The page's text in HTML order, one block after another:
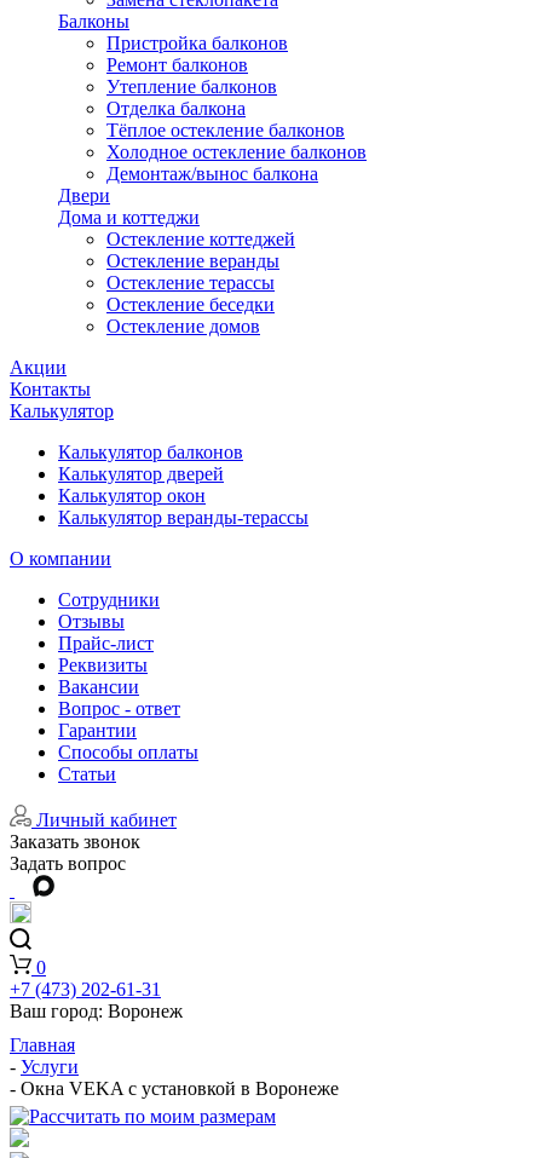
Балконы
Пристройка балконов
Ремонт балконов
Утепление балконов
Отделка балкона
Тёплое остекление балконов
Холодное остекление балконов
Демонтаж/вынос балкона
Двери
Дома и коттеджи
Остекление коттеджей
Остекление веранды
Остекление терассы
Остекление беседки
Остекление домов
Акции
Контакты
Калькулятор
Калькулятор балконов
Калькулятор дверей
Калькулятор окон
Калькулятор веранды-терассы
О компании
Сотрудники
Отзывы
Прайс-лист
Реквизиты
Вакансии
Вопрос - ответ
Гарантии
Способы оплаты
Статьи
Личный кабинет
Заказать звонок
Задать вопрос
0
+7 (473) 202-61-31
Ваш город: Воронеж
Главная
- Услуги
- Окна VEKA с установкой в Воронеже